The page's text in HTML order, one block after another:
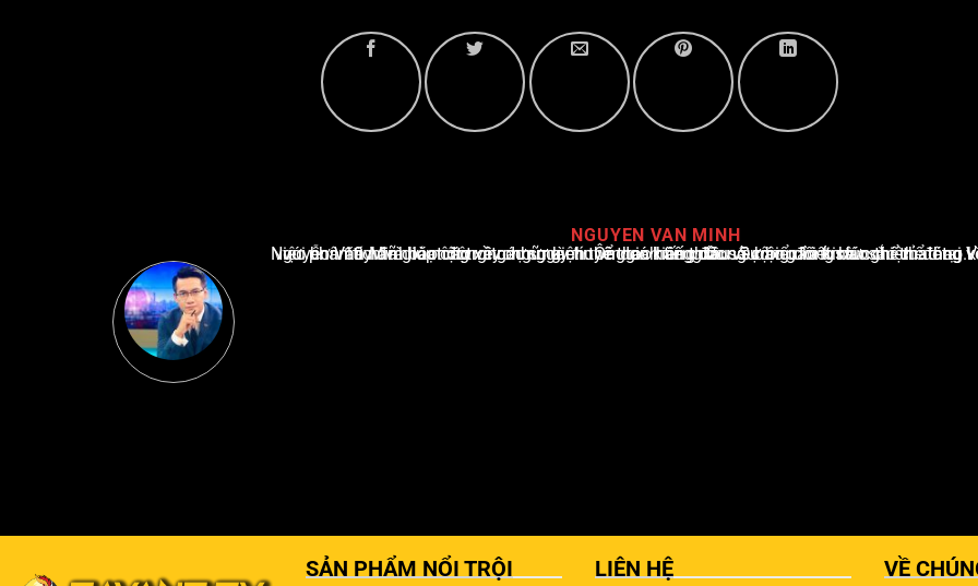
NGUYEN VAN MINH
Nguyễn Văn Minh là một trong những chuyên gia hàng đầu về báo cáo tin tức thể thao tại Việt Nam, với hơn 10 năm hoạt động trong ngành. Ông có kiến thức sâu rộng và kinh nghiệm đáng kể trong việc phân tích và báo cáo về các sự kiện thể thao hàng đầu. Sự hiểu biết sâu sắc của ông về ngành này đã giúp ông xây dựng uy tín và danh tiếng trong cộng đồng báo chí thể thao.
SẢN PHẨM NỔI TRỘI LIÊN HỆ VỀ